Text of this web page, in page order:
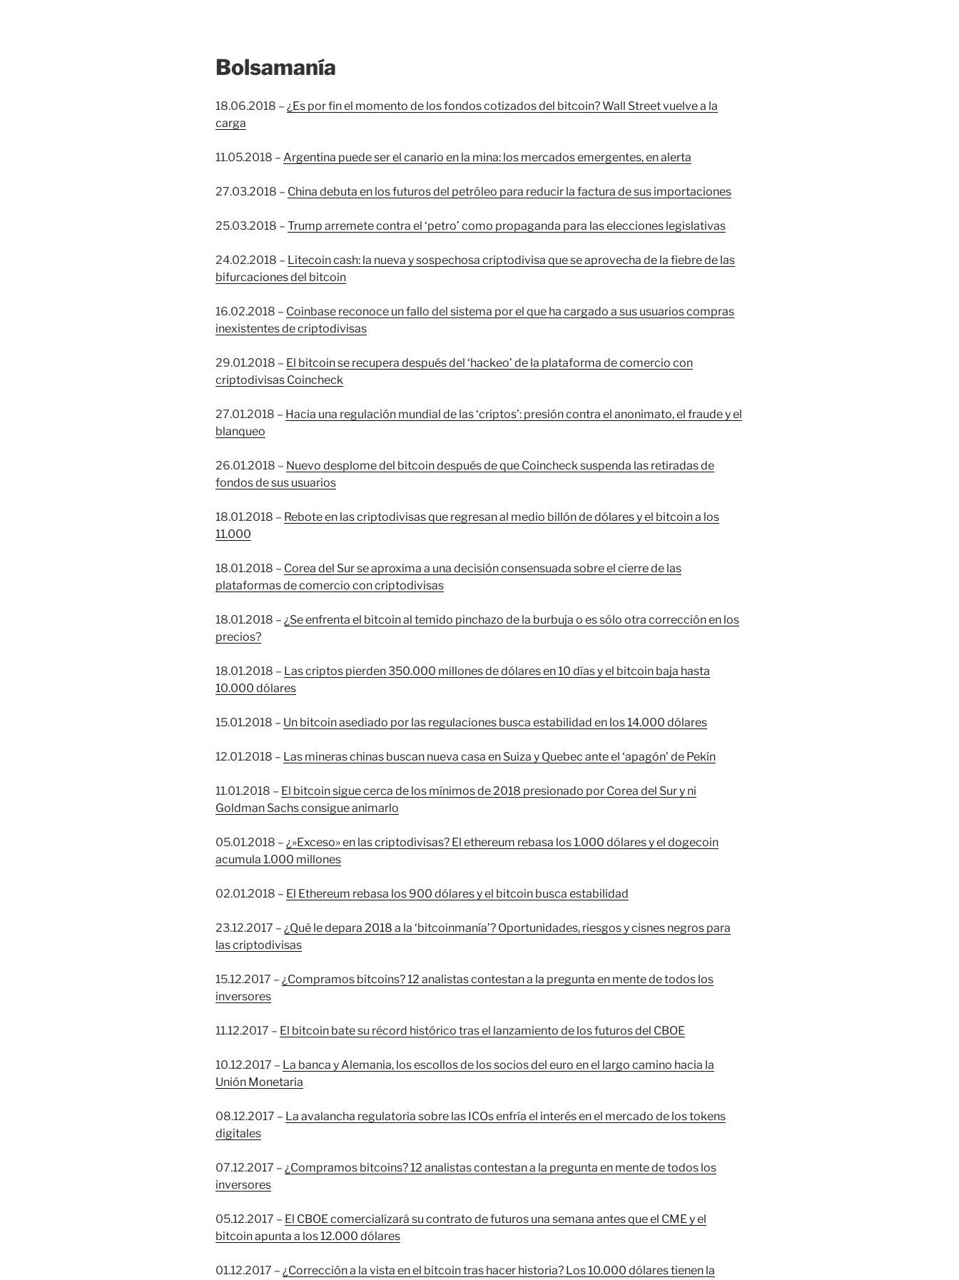
Bolsamanía
18.06.2018 – ¿Es por fin el momento de los fondos cotizados del bitcoin? Wall Street vuelve a la
carga
11.05.2018 – Argentina puede ser el canario en la mina: los mercados emergentes, en alerta
27.03.2018 – China debuta en los futuros del petróleo para reducir la factura de sus importaciones
25.03.2018 – Trump arremete contra el ‘petro’ como propaganda para las elecciones legislativas
24.02.2018 – Litecoin cash: la nueva y sospechosa criptodivisa que se aprovecha de la fiebre de las
bifurcaciones del bitcoin
16.02.2018 – Coinbase reconoce un fallo del sistema por el que ha cargado a sus usuarios compras
inexistentes de criptodivisas
29.01.2018 – El bitcoin se recupera después del ‘hackeo’ de la plataforma de comercio con
criptodivisas Coincheck
27.01.2018 – Hacia una regulación mundial de las ‘criptos’: presión contra el anonimato, el fraude y el
blanqueo
26.01.2018 – Nuevo desplome del bitcoin después de que Coincheck suspenda las retiradas de
fondos de sus usuarios
18.01.2018 – Rebote en las criptodivisas que regresan al medio billón de dólares y el bitcoin a los
11.000
18.01.2018 – Corea del Sur se aproxima a una decisión consensuada sobre el cierre de las
plataformas de comercio con criptodivisas
18.01.2018 – ¿Se enfrenta el bitcoin al temido pinchazo de la burbuja o es sólo otra corrección en los
precios?
18.01.2018 – Las criptos pierden 350.000 millones de dólares en 10 días y el bitcoin baja hasta
10.000 dólares
15.01.2018 – Un bitcoin asediado por las regulaciones busca estabilidad en los 14.000 dólares
12.01.2018 – Las mineras chinas buscan nueva casa en Suiza y Quebec ante el ‘apagón’ de Pekín
11.01.2018 – El bitcoin sigue cerca de los mínimos de 2018 presionado por Corea del Sur y ni
Goldman Sachs consigue animarlo
05.01.2018 – ¿»Exceso» en las criptodivisas? El ethereum rebasa los 1.000 dólares y el dogecoin
acumula 1.000 millones
02.01.2018 – El Ethereum rebasa los 900 dólares y el bitcoin busca estabilidad
23.12.2017 – ¿Qué le depara 2018 a la ‘bitcoinmanía’? Oportunidades, riesgos y cisnes negros para
las criptodivisas
15.12.2017 – ¿Compramos bitcoins? 12 analistas contestan a la pregunta en mente de todos los
inversores
11.12.2017 – El bitcoin bate su récord histórico tras el lanzamiento de los futuros del CBOE
10.12.2017 – La banca y Alemania, los escollos de los socios del euro en el largo camino hacia la
Unión Monetaria
08.12.2017 – La avalancha regulatoria sobre las ICOs enfría el interés en el mercado de los tokens
digitales
07.12.2017 – ¿Compramos bitcoins? 12 analistas contestan a la pregunta en mente de todos los
inversores
05.12.2017 – El CBOE comercializará su contrato de futuros una semana antes que el CME y el
bitcoin apunta a los 12.000 dólares
01.12.2017 – ¿Corrección a la vista en el bitcoin tras hacer historia? Los 10.000 dólares tienen la